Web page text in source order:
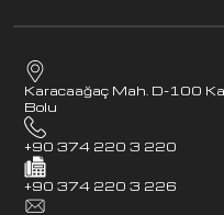
Karacaağaç Mah. D-100
Bolu
+90 374 220 3 220
+90 374 220 3 226